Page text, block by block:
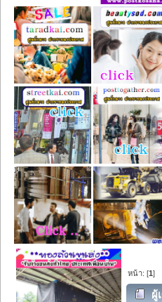
หน้า: [1]
ผู้